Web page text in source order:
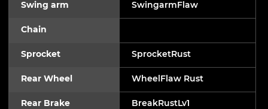
Swing arm SwingarmFlaw
Chain
Sprocket SprocketRust
Rear Wheel WheelFlaw Rust
Rear Brake BreakRustLv1